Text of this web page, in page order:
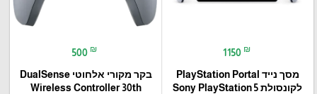
1150 ₪
מסך נייד PlayStation Portal‎
לקונסולת Sony PlayStation 5
500 ₪
בקר מקורי אלחוטי DualSense
Wireless Controller 30th